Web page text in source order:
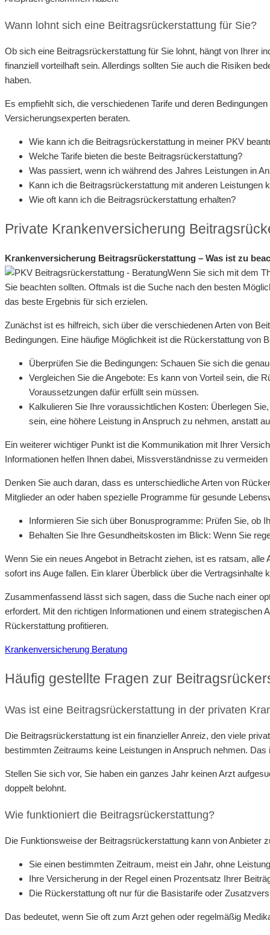
Wann lohnt sich eine Beitragsrückerstattung für Sie?
Ob sich eine Beitragsrückerstattung für Sie lohnt, hängt von Ihrer
finanziell vorteilhaft sein. Allerdings sollten Sie auch die Risiken
haben.
Es empfiehlt sich, die verschiedenen Tarife und deren
Versicherungsexperten beraten.
Wie kann ich die Beitragsrückerstattung in meiner PKV
Welche Tarife bieten die beste Beitragsrückerstattung?
Was passiert, wenn ich während des Jahres Leistungen in
Kann ich die Beitragsrückerstattung mit anderen Leistungen
Wie oft kann ich die Beitragsrückerstattung erhalten?
Private Krankenversicherung
Krankenversicherung Beitragsrückerstattung – Was ist zu
Wenn Sie sich mit dem
Sie beachten sollten. Oftmals ist die Suche nach den besten
das beste Ergebnis für sich erzielen.
Zunächst ist es hilfreich, sich über die verschiedenen Arten von
Bedingungen. Eine häufige Möglichkeit ist die Rückerstattung von
Überprüfen Sie die Bedingungen: Schauen Sie sich die
Vergleichen Sie die Angebote: Es kann von Vorteil sein, die
Voraussetzungen dafür erfüllt sein müssen.
Kalkulieren Sie Ihre voraussichtlichen Kosten: Überlegen
sein, eine höhere Leistung in Anspruch zu nehmen, anstatt
Ein weiterer wichtiger Punkt ist die Kommunikation mit Ihrer
Informationen helfen Ihnen dabei, Missverständnisse zu
Denken Sie auch daran, dass es unterschiedliche Arten von
Mitglieder an oder haben spezielle Programme für gesunde
Informieren Sie sich über Bonusprogramme: Prüfen Sie, ob
Behalten Sie Ihre Gesundheitskosten im Blick: Wenn Sie
Wenn Sie ein neues Angebot in Betracht ziehen, ist es ratsam,
sofort ins Auge fallen. Ein klarer Überblick über die
Zusammenfassend lässt sich sagen, dass die Suche nach einer
erfordert. Mit den richtigen Informationen und einem
Rückerstattung profitieren.
Krankenversicherung Beratung
Häufig gestellte Fragen zur
Was ist eine Beitragsrückerstattung in der privaten
Die Beitragsrückerstattung ist ein finanzieller Anreiz, den viele
bestimmten Zeitraums keine Leistungen in Anspruch nehmen.
Stellen Sie sich vor, Sie haben ein ganzes Jahr keinen Arzt
doppelt belohnt.
Wie funktioniert die Beitragsrückerstattung?
Die Funktionsweise der Beitragsrückerstattung kann von
Sie einen bestimmten Zeitraum, meist ein Jahr, ohne
Ihre Versicherung in der Regel einen Prozentsatz Ihrer
Die Rückerstattung oft nur für die Basistarife oder
Das bedeutet, wenn Sie oft zum Arzt gehen oder regelmäßig